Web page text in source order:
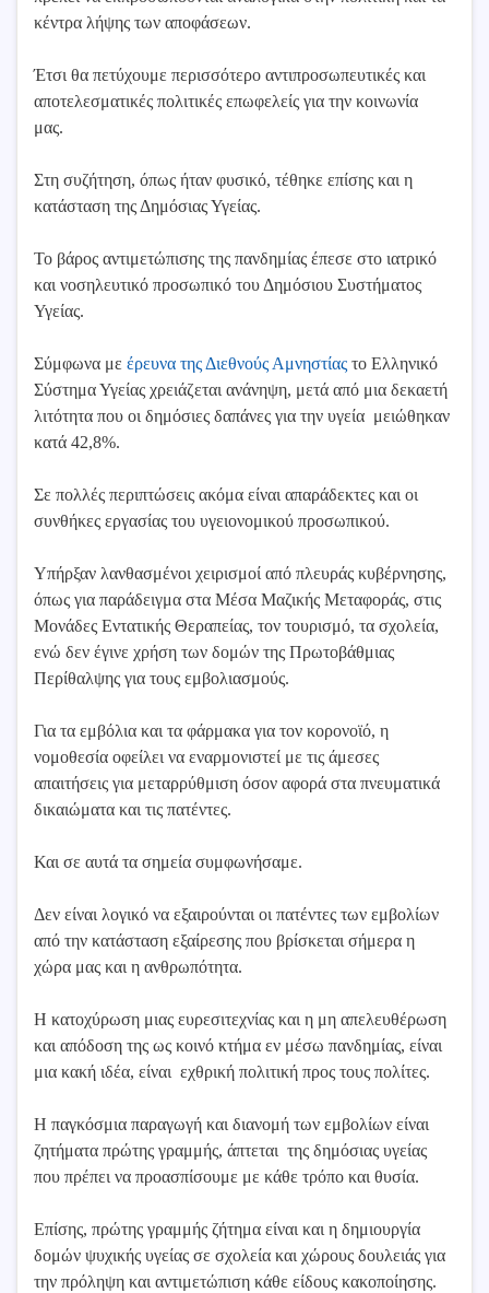
κέντρα λήψης των αποφάσεων.
Έτσι θα πετύχουμε περισσότερο αντιπροσωπευτικές και
αποτελεσματικές πολιτικές επωφελείς για την κοινωνία
μας.
Στη συζήτηση, όπως ήταν φυσικό, τέθηκε επίσης και η
κατάσταση της Δημόσιας Υγείας.
Το βάρος αντιμετώπισης της πανδημίας έπεσε στο ιατρικό
και νοσηλευτικό προσωπικό του Δημόσιου Συστήματος
Υγείας.
Σύμφωνα με έρευνα της Διεθνούς Αμνηστίας το Ελληνικό
Σύστημα Υγείας χρειάζεται ανάνηψη, μετά από μια δεκαετή
λιτότητα που οι δημόσιες δαπάνες για την υγεία μειώθηκαν
κατά 42,8%.
Σε πολλές περιπτώσεις ακόμα είναι απαράδεκτες και οι
συνθήκες εργασίας του υγειονομικού προσωπικού.
Υπήρξαν λανθασμένοι χειρισμοί από πλευράς κυβέρνησης,
όπως για παράδειγμα στα Μέσα Μαζικής Μεταφοράς, στις
Μονάδες Εντατικής Θεραπείας, τον τουρισμό, τα σχολεία,
ενώ δεν έγινε χρήση των δομών της Πρωτοβάθμιας
Περίθαλψης για τους εμβολιασμούς.
Για τα εμβόλια και τα φάρμακα για τον κορονοϊό, η
νομοθεσία οφείλει να εναρμονιστεί με τις άμεσες
απαιτήσεις για μεταρρύθμιση όσον αφορά στα πνευματικά
δικαιώματα και τις πατέντες.
Και σε αυτά τα σημεία συμφωνήσαμε.
Δεν είναι λογικό να εξαιρούνται οι πατέντες των εμβολίων
από την κατάσταση εξαίρεσης που βρίσκεται σήμερα η
χώρα μας και η ανθρωπότητα.
Η κατοχύρωση μιας ευρεσιτεχνίας και η μη απελευθέρωση
και απόδοση της ως κοινό κτήμα εν μέσω πανδημίας, είναι
μια κακή ιδέα, είναι εχθρική πολιτική προς τους πολίτες.
Η παγκόσμια παραγωγή και διανομή των εμβολίων είναι
ζητήματα πρώτης γραμμής, άπτεται της δημόσιας υγείας
που πρέπει να προασπίσουμε με κάθε τρόπο και θυσία.
Επίσης, πρώτης γραμμής ζήτημα είναι και η δημιουργία
δομών ψυχικής υγείας σε σχολεία και χώρους δουλειάς για
την πρόληψη και αντιμετώπιση κάθε είδους κακοποίησης.